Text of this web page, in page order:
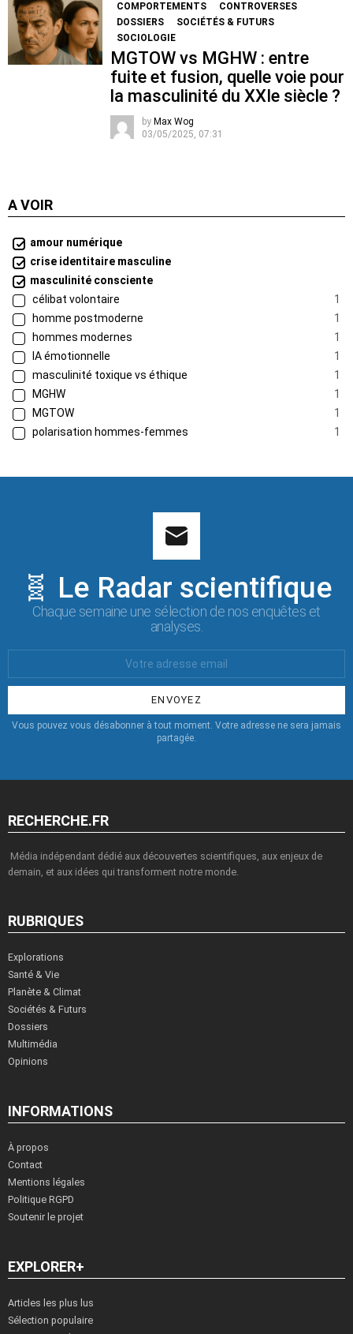
COMPORTEMENTS
CONTROVERSES
DOSSIERS
SOCIÉTÉS & FUTURS
SOCIOLOGIE
MGTOW vs MGHW : entre
fuite et fusion, quelle voie pour
la masculinité du XXIe siècle ?
by Max Wog
03/05/2025, 07:31
A VOIR
amour numérique
crise identitaire masculine
masculinité consciente
célibat volontaire
1
homme postmoderne
1
hommes modernes
1
IA émotionnelle
1
masculinité toxique vs éthique
1
MGHW
1
MGTOW
1
polarisation hommes-femmes
1
🧬 Le Radar scientifique
Chaque semaine une sélection de nos enquêtes et
analyses.
:
Vous pouvez vous désabonner à tout moment. Votre adresse ne sera jamais
partagée.
RECHERCHE.FR
Média indépendant dédié aux découvertes scientifiques, aux enjeux de
demain, et aux idées qui transforment notre monde.
RUBRIQUES
Explorations
Santé & Vie
Planète & Climat
Sociétés & Futurs
Dossiers
Multimédia
Opinions
INFORMATIONS
À propos
Contact
Mentions légales
Politique RGPD
Soutenir le projet
EXPLORER+
Articles les plus lus
Sélection populaire